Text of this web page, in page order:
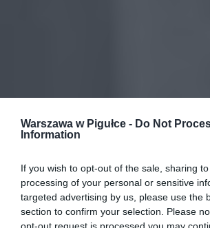
Warszawa w Pigułce - Do Not
Information
If you wish to opt-out of the sale, sharing
processing of your personal or sensitive
targeted advertising by us, please use the
section to confirm your selection. Please
opt-out request is processed you may